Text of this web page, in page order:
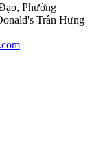
Phường
Trần Hưng